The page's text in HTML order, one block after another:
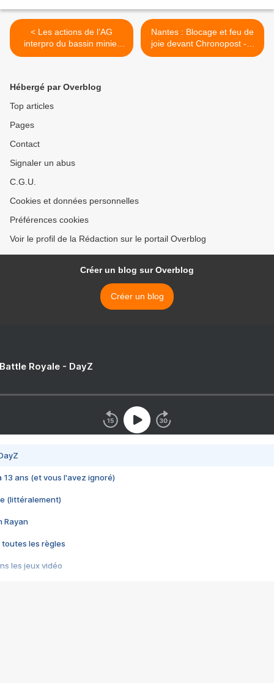
< Les actions de l’AG
interpro du bassin minier
Lens-Liévin-Hénin-Carvin :
Nantes : Blocage et feu de
joie devant Chronopost - 2
novembre >
Hébergé par Overblog
Top articles
Pages
Contact
Signaler un abus
C.G.U.
Cookies et données personnelles
Préférences cookies
Voir le profil de la Rédaction sur le portail Overblog
Créer un blog sur Overblog
Créer un blog
Royale - DayZ
13 ans (et vous l'avez ignoré)
(littéralement)
Rayan
toutes les règles
les jeux vidéo